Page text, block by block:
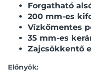
Forgatható
200 mm-es
Vízkőmentes
35 mm-es
Zajcsökkentő
Előnyök: